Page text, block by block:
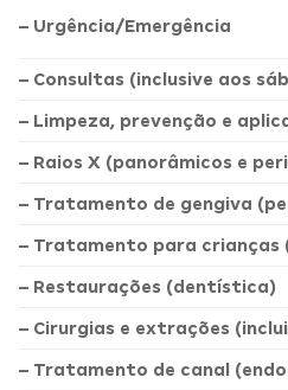
– Urgência/Emergência
– Consultas (inclusive aos
– Limpeza, prevenção e
– Raios X (panorâmicos e
– Tratamento de gengiva
– Tratamento para
– Restaurações (dentística)
– Cirurgias e extrações
– Tratamento de canal